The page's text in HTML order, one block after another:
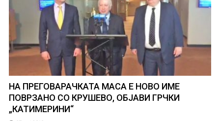
НА ПРЕГОВАРАЧКАТА МАСА Е НОВО ИМЕ
ПОВРЗАНО СО КРУШЕВО, ОБЈАВИ ГРЧКИ
„КАТИМЕРИНИ“